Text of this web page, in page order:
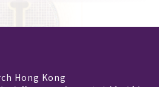
Hong Kong